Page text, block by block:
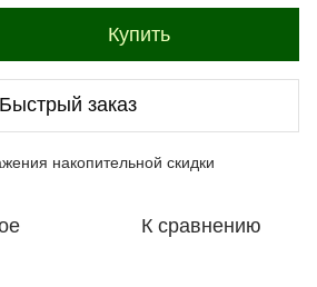
Купить
Быстрый заказ
накопительной скидки
К сравнению